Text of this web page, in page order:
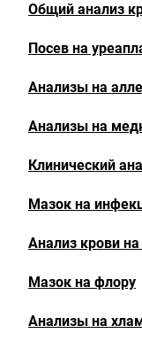
Общий анализ
Посев на
Анализы на
Анализы на
Клинический
Мазок на
Анализ крови
Мазок на флору
Анализы на